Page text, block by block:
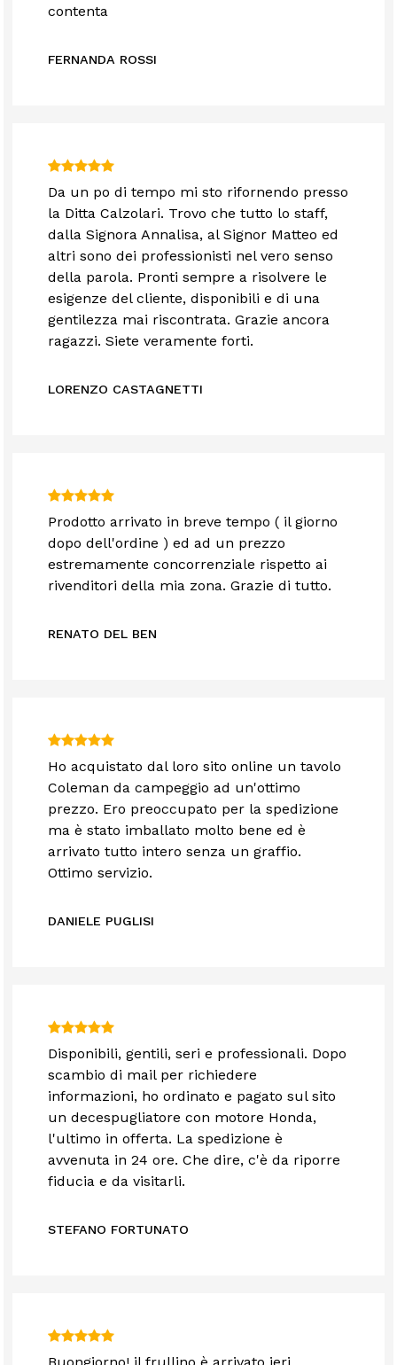
contenta
FERNANDA ROSSI
Da un po di tempo mi sto rifornendo presso
la Ditta Calzolari. Trovo che tutto lo staff,
dalla Signora Annalisa, al Signor Matteo ed
altri sono dei professionisti nel vero senso
della parola. Pronti sempre a risolvere le
esigenze del cliente, disponibili e di una
gentilezza mai riscontrata. Grazie ancora
ragazzi. Siete veramente forti.
LORENZO CASTAGNETTI
Prodotto arrivato in breve tempo ( il giorno
dopo dell'ordine ) ed ad un prezzo
estremamente concorrenziale rispetto ai
rivenditori della mia zona. Grazie di tutto.
RENATO DEL BEN
Ho acquistato dal loro sito online un tavolo
Coleman da campeggio ad un'ottimo
prezzo. Ero preoccupato per la spedizione
ma è stato imballato molto bene ed è
arrivato tutto intero senza un graffio.
Ottimo servizio.
DANIELE PUGLISI
Disponibili, gentili, seri e professionali. Dopo
scambio di mail per richiedere
informazioni, ho ordinato e pagato sul sito
un decespugliatore con motore Honda,
l'ultimo in offerta. La spedizione è
avvenuta in 24 ore. Che dire, c'è da riporre
fiducia e da visitarli.
STEFANO FORTUNATO